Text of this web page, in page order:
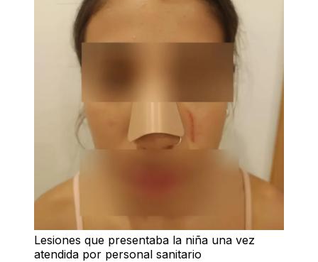
Lesiones que presentaba la niña una vez
atendida por personal sanitario